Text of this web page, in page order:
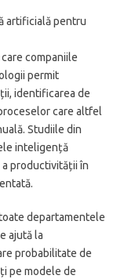
artificială pentru
companiile
permit
identificarea de
care altfel
Studiile din
inteligență
productivității în
departamentele
ajută la
probabilitate de
pe modele de